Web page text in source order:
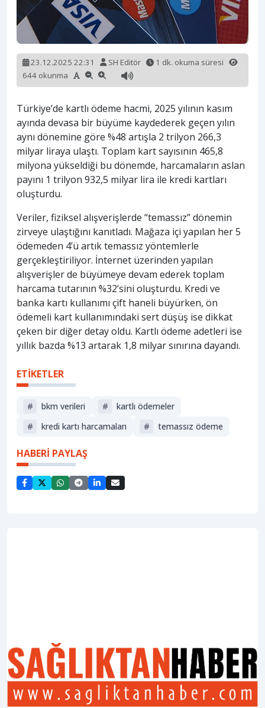
23.12.2025 22:31 SH Editör
1 dk. okuma süresi
644 okunma
Türkiye’de kartlı ödeme hacmi, 2025 yılının kasım
ayında devasa bir büyüme kaydederek geçen yılın
aynı dönemine göre %48 artışla 2 trilyon 266,3
milyar liraya ulaştı. Toplam kart sayısının 465,8
milyona yükseldiği bu dönemde, harcamaların aslan
payını 1 trilyon 932,5 milyar lira ile kredi kartları
oluşturdu.
Veriler, fiziksel alışverişlerde “temassız” dönemin
zirveye ulaştığını kanıtladı. Mağaza içi yapılan her 5
ödemeden 4’ü artık temassız yöntemlerle
gerçekleştiriliyor. İnternet üzerinden yapılan
alışverişler de büyümeye devam ederek toplam
harcama tutarının %32’sini oluşturdu. Kredi ve
banka kartı kullanımı çift haneli büyürken, ön
ödemeli kart kullanımındaki sert düşüş ise dikkat
çeken bir diğer detay oldu. Kartlı ödeme adetleri ise
yıllık bazda %13 artarak 1,8 milyar sınırına dayandı.
ETİKETLER
# bkm verileri #
kartlı ödemeler
#
kredi kartı harcamaları # temassız ödeme
HABERİ PAYLAŞ